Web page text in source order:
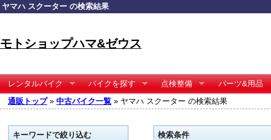
ヤマハ スクーター の検索結果
モトショップハマ&ゼウス
レンタルバイク バイクを探す 点検整備
パーツ&用品
通販トップ» 中古バイク一覧 » ヤマハ スクーター の検索結果
検索条件
キーワードで絞り込む